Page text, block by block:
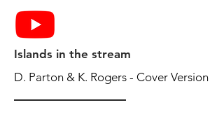
Islands in the stream
D. Parton & K. Rogers - Cover Version